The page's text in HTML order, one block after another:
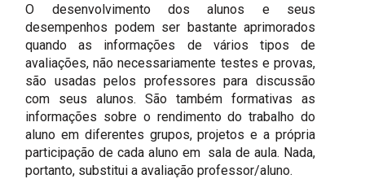
O desenvolvimento dos alunos e seus
desempenhos podem ser bastante aprimorados
quando as informações de vários tipos de
avaliações, não necessariamente testes e provas,
são usadas pelos professores para discussão
com seus alunos. São também formativas as
informações sobre o rendimento do trabalho do
aluno em diferentes grupos, projetos e a própria
participação de cada aluno em sala de aula. Nada,
portanto, substitui a avaliação professor/aluno.